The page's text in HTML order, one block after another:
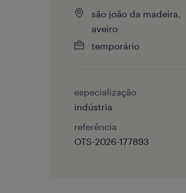
são joão da madeira,
aveiro
temporário
especialização
indústria
referência
OTS-2026-177893